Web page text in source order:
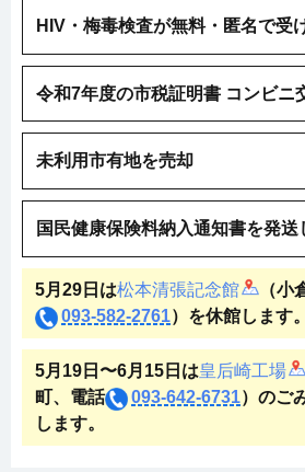
HIV・梅毒検査が無料・匿名で受
令和7年度の市税証明書 コンビニ
未利用市有地を売却
国民健康保険料納入通知書を発送
5月29日は松本清張記念館
（小
093-582-2761）を休館します。
5月19日〜6月15日は皇后崎工場
町、電話
093-642-6731）のご
します。